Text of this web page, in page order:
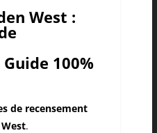
West :
100%
de recensement
.